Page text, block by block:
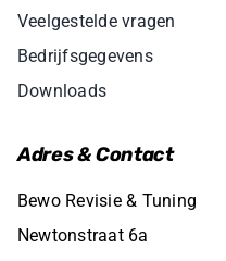
Veelgestelde vragen
Bedrijfsgegevens
Downloads
Adres & Contact
Bewo Revisie & Tuning
Newtonstraat 6a